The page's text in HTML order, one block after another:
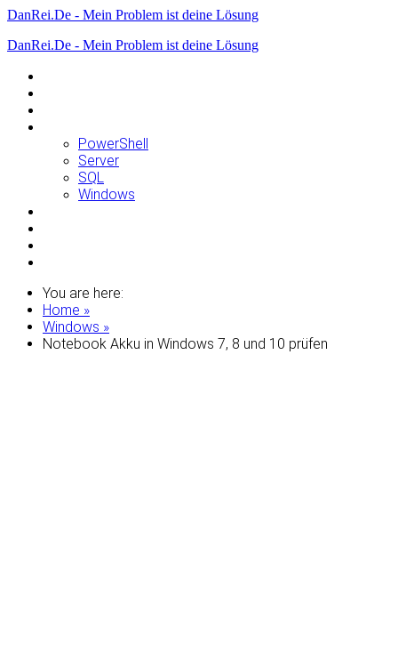
DanRei.De - Mein Problem ist deine Lösung
DanRei.De - Mein Problem ist deine Lösung
PowerShell
Server
SQL
Windows
You are here:
Home »
Windows »
Notebook Akku in Windows 7, 8 und 10 prüfen